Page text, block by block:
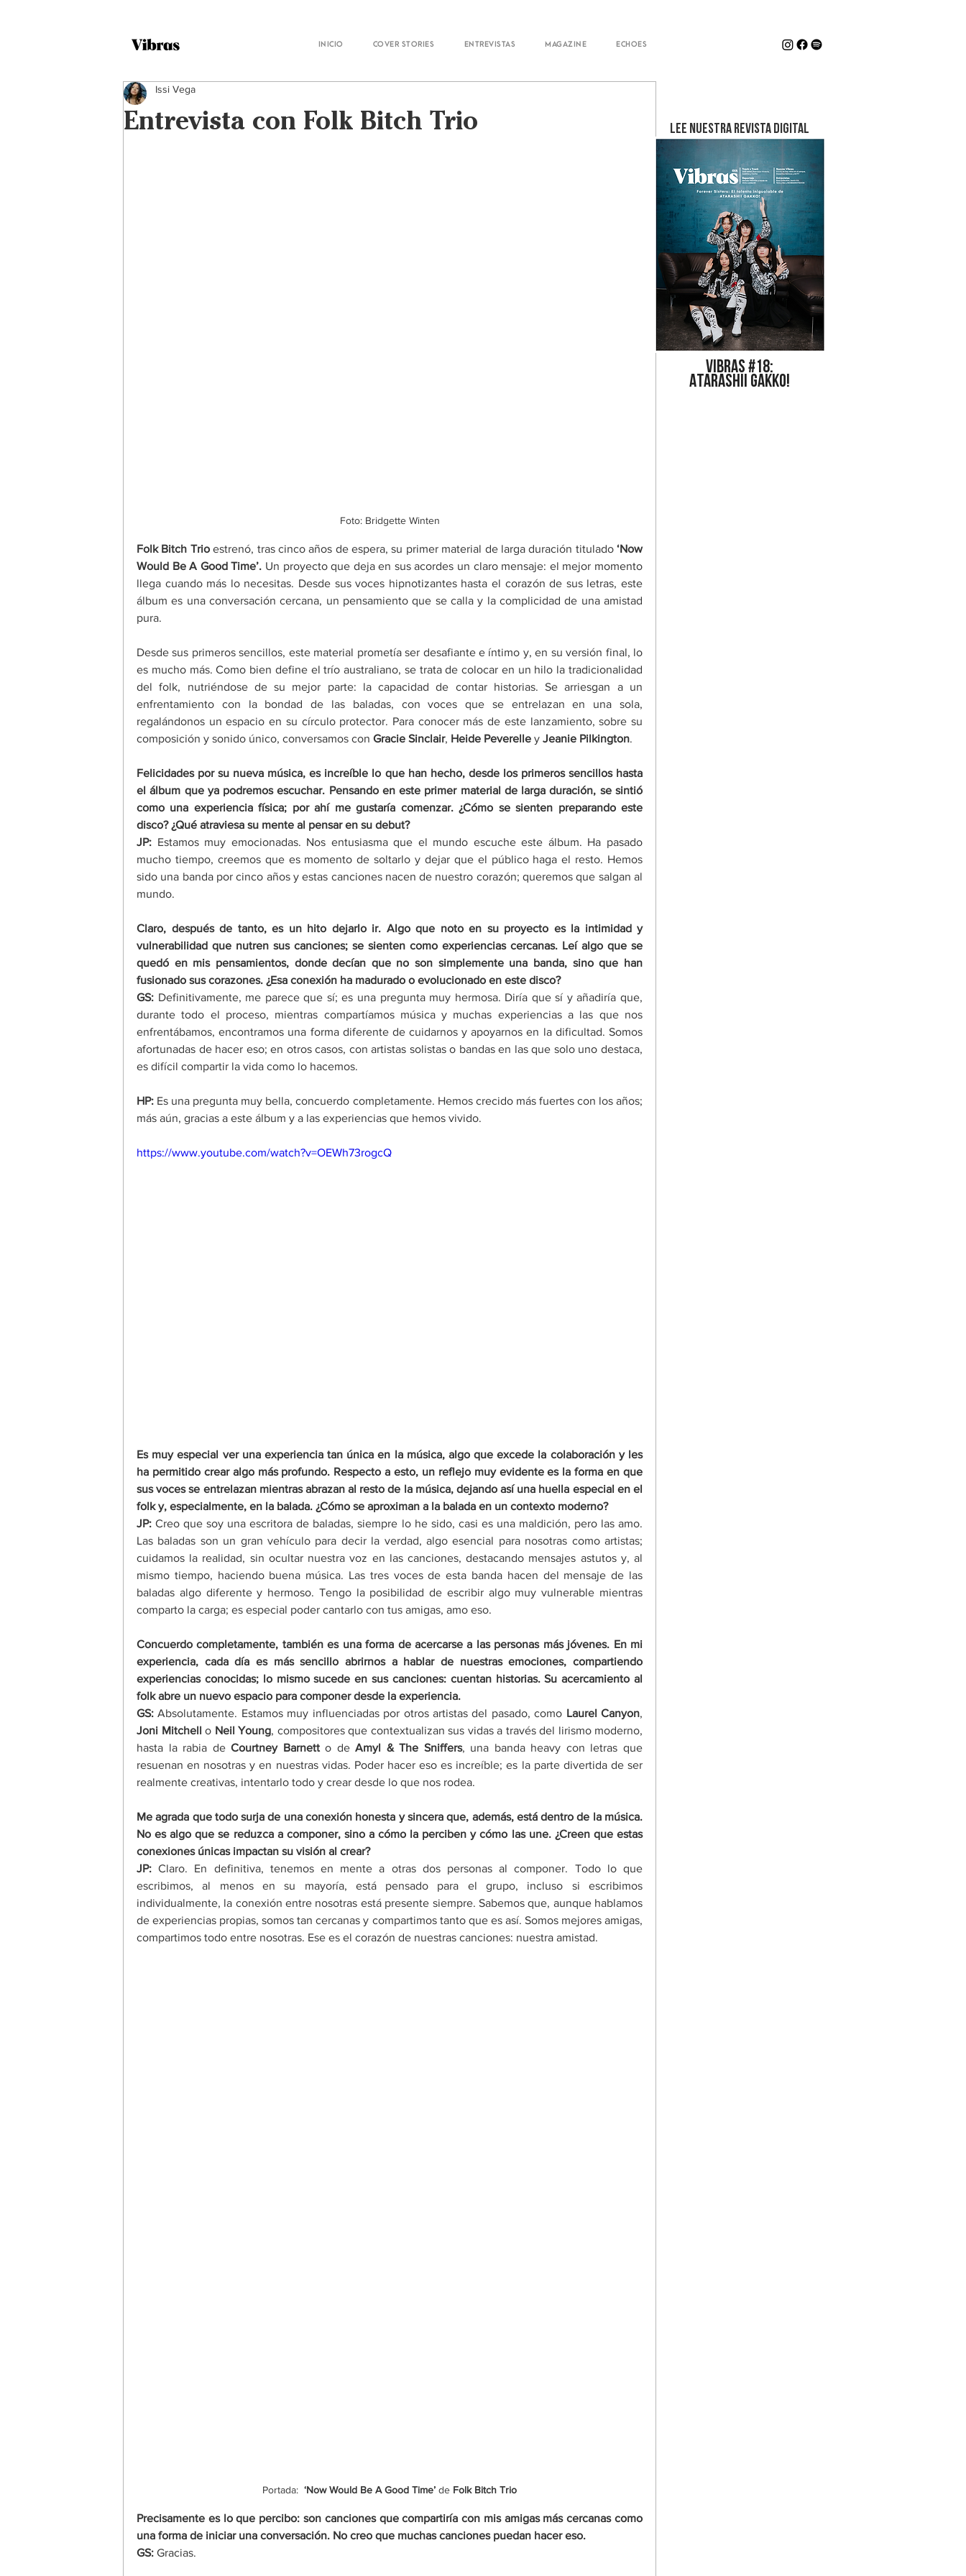
Inicio Cover Stories Entrevistas Magazine Echoes
Entrevista con Folk Bitch Trio
Issi Vega
Foto: Bridgette Winten
Folk Bitch Trio estrenó, tras cinco años de espera, su primer material de larga duración titulado ‘Now
Would Be A Good Time’. Un proyecto que deja en sus acordes un claro mensaje: el mejor momento
llega cuando más lo necesitas. Desde sus voces hipnotizantes hasta el corazón de sus letras, este
álbum es una conversación cercana, un pensamiento que se calla y la complicidad de una amistad
pura.​
Desde sus primeros sencillos, este material prometía ser desafiante e íntimo y, en su versión final, lo
es mucho más. Como bien define el trío australiano, se trata de colocar en un hilo la tradicionalidad
del folk, nutriéndose de su mejor parte: la capacidad de contar historias. Se arriesgan a un
enfrentamiento con la bondad de las baladas, con voces que se entrelazan en una sola,
regalándonos un espacio en su círculo protector. Para conocer más de este lanzamiento, sobre su
composición y sonido único, conversamos con Gracie Sinclair, Heide Peverelle y Jeanie Pilkington.​
Felicidades por su nueva música, es increíble lo que han hecho, desde los primeros sencillos hasta
el álbum que ya podremos escuchar. Pensando en este primer material de larga duración, se sintió
como una experiencia física; por ahí me gustaría comenzar. ¿Cómo se sienten preparando este
disco? ¿Qué atraviesa su mente al pensar en su debut?
JP: Estamos muy emocionadas. Nos entusiasma que el mundo escuche este álbum. Ha pasado
mucho tiempo, creemos que es momento de soltarlo y dejar que el público haga el resto. Hemos
sido una banda por cinco años y estas canciones nacen de nuestro corazón; queremos que salgan al
mundo.​
Claro, después de tanto, es un hito dejarlo ir. Algo que noto en su proyecto es la intimidad y
vulnerabilidad que nutren sus canciones; se sienten como experiencias cercanas. Leí algo que se
quedó en mis pensamientos, donde decían que no son simplemente una banda, sino que han
fusionado sus corazones. ¿Esa conexión ha madurado o evolucionado en este disco?​
GS: Definitivamente, me parece que sí; es una pregunta muy hermosa. Diría que sí y añadiría que,
durante todo el proceso, mientras compartíamos música y muchas experiencias a las que nos
enfrentábamos, encontramos una forma diferente de cuidarnos y apoyarnos en la dificultad. Somos
afortunadas de hacer eso; en otros casos, con artistas solistas o bandas en las que solo uno destaca,
es difícil compartir la vida como lo hacemos.​
HP: Es una pregunta muy bella, concuerdo completamente. Hemos crecido más fuertes con los años;
más aún, gracias a este álbum y a las experiencias que hemos vivido.​
https://www.youtube.com/watch?v=OEWh73rogcQ
Es muy especial ver una experiencia tan única en la música, algo que excede la colaboración y les
ha permitido crear algo más profundo. Respecto a esto, un reflejo muy evidente es la forma en que
sus voces se entrelazan mientras abrazan al resto de la música, dejando así una huella especial en el
folk y, especialmente, en la balada. ¿Cómo se aproximan a la balada en un contexto moderno?​
JP: Creo que soy una escritora de baladas, siempre lo he sido, casi es una maldición, pero las amo.
Las baladas son un gran vehículo para decir la verdad, algo esencial para nosotras como artistas;
cuidamos la realidad, sin ocultar nuestra voz en las canciones, destacando mensajes astutos y, al
mismo tiempo, haciendo buena música. Las tres voces de esta banda hacen del mensaje de las
baladas algo diferente y hermoso. Tengo la posibilidad de escribir algo muy vulnerable mientras
comparto la carga; es especial poder cantarlo con tus amigas, amo eso.​
Concuerdo completamente, también es una forma de acercarse a las personas más jóvenes. En mi
experiencia, cada día es más sencillo abrirnos a hablar de nuestras emociones, compartiendo
experiencias conocidas; lo mismo sucede en sus canciones: cuentan historias. Su acercamiento al
folk abre un nuevo espacio para componer desde la experiencia.​
GS: Absolutamente. Estamos muy influenciadas por otros artistas del pasado, como Laurel Canyon
Joni Mitchell o Neil Young, compositores que contextualizan sus vidas a través del lirismo moderno,
hasta la rabia de Courtney Barnett o de Amyl & The Sniffers, una banda heavy con letras que
resuenan en nosotras y en nuestras vidas. Poder hacer eso es increíble; es la parte divertida de ser
realmente creativas, intentarlo todo y crear desde lo que nos rodea.​
Me agrada que todo surja de una conexión honesta y sincera que, además, está dentro de la música.
No es algo que se reduzca a componer, sino a cómo la perciben y cómo las une. ¿Creen que estas
conexiones únicas impactan su visión al crear?
JP: Claro. En definitiva, tenemos en mente a otras dos personas al componer. Todo lo que
escribimos, al menos en su mayoría, está pensado para el grupo, incluso si escribimos
individualmente, la conexión entre nosotras está presente siempre. Sabemos que, aunque hablamos
de experiencias propias, somos tan cercanas y compartimos tanto que es así. Somos mejores amigas,
compartimos todo entre nosotras. Ese es el corazón de nuestras canciones: nuestra amistad.​
Portada: ‘Now Would Be A Good Time’ de Folk Bitch Trio
Precisamente es lo que percibo: son canciones que compartiría con mis amigas más cercanas como
una forma de iniciar una conversación. No creo que muchas canciones puedan hacer eso.
GS: Gracias.
LEE NUESTRA REVISTA DIGITAL
Vibras #18:
ATARASHII GAKKO!